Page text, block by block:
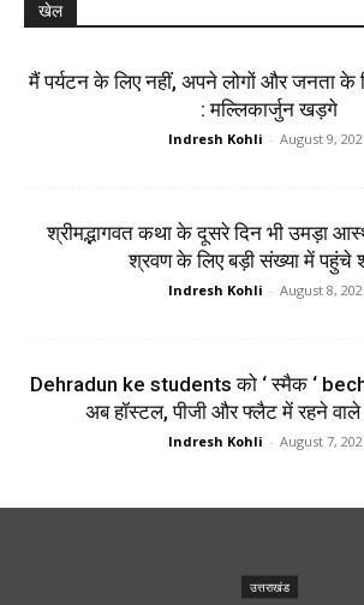
खेल
मैं पर्यटन के लिए नहीं, अपने लोगों और जनता के
: मल्लिकार्जुन खड़गे
Indresh Kohli - August 9,
श्रीमद्भागवत कथा के दूसरे दिन भी उमड़ा
श्रवण के लिए बड़ी संख्या में पहुंचे
Indresh Kohli - August 8,
Dehradun ke students को ‘ स्मैक ‘ bech
अब हॉस्टल, पीजी और फ्लैट में रहने वाले
Indresh Kohli - August 7,
उत्तराखंड